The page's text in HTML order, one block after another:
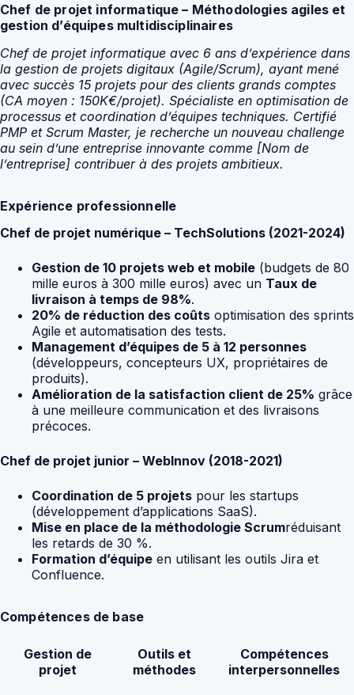
Chef de projet informatique – Méthodologies agiles et
gestion d’équipes multidisciplinaires
Chef de projet informatique avec 6 ans d’expérience dans
la gestion de projets digitaux (Agile/Scrum), ayant mené
avec succès 15 projets pour des clients grands comptes
(CA moyen : 150K€/projet). Spécialiste en optimisation de
processus et coordination d’équipes techniques. Certifié
PMP et Scrum Master, je recherche un nouveau challenge
au sein d’une entreprise innovante comme [Nom de
l’entreprise] contribuer à des projets ambitieux.
Expérience professionnelle
Chef de projet numérique – TechSolutions (2021-2024)
Gestion de 10 projets web et mobile (budgets de 80
mille euros à 300 mille euros) avec un Taux de
livraison à temps de 98%.
20% de réduction des coûts optimisation des sprints
Agile et automatisation des tests.
Management d’équipes de 5 à 12 personnes
(développeurs, concepteurs UX, propriétaires de
produits).
Amélioration de la satisfaction client de 25% grâce
à une meilleure communication et des livraisons
précoces.
Chef de projet junior – WebInnov (2018-2021)
Coordination de 5 projets pour les startups
(développement d’applications SaaS).
Mise en place de la méthodologie Scrumréduisant
les retards de 30 %.
Formation d’équipe en utilisant les outils Jira et
Confluence.
Compétences de base
Gestion de
projet
Outils et
méthodes
Compétences
interpersonnelles